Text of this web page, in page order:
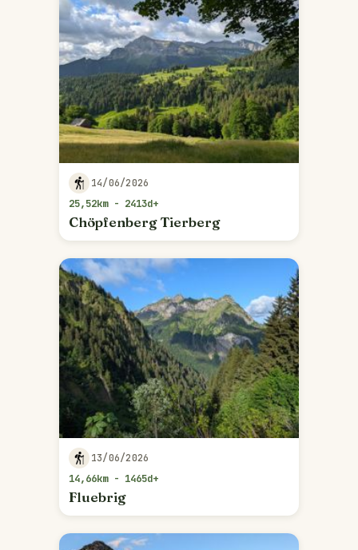
14/06/2026
25,52km - 2413d+
Chöpfenberg Tierberg
13/06/2026
14,66km - 1465d+
Fluebrig